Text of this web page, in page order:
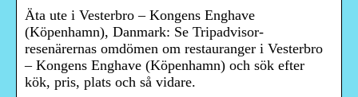
Äta ute i Vesterbro – Kongens Enghave
(Köpenhamn), Danmark: Se Tripadvisor-
resenärernas omdömen om restauranger i Vesterbro
– Kongens Enghave (Köpenhamn) och sök efter
kök, pris, plats och så vidare.